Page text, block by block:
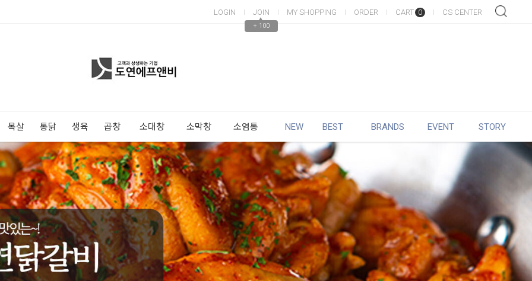
LOGIN JOIN
▲
+ 100
MY SHOPPING ORDER CART 0 CS CENTER
목살 통닭 생육 곱창 소대창 소막창 소염통 NEW BEST BRANDS EVENT STORY